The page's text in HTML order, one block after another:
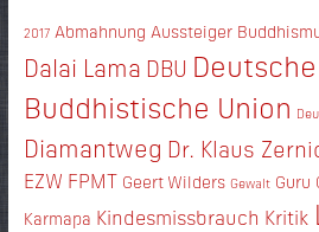
2017 Abmahnung Aussteiger
Dalai Lama DBU Deutsche
Buddhistische Union
Diamantweg Dr. Klaus
EZW FPMT Geert Wilders Gewalt Guru
Karmapa Kindesmissbrauch Kritik